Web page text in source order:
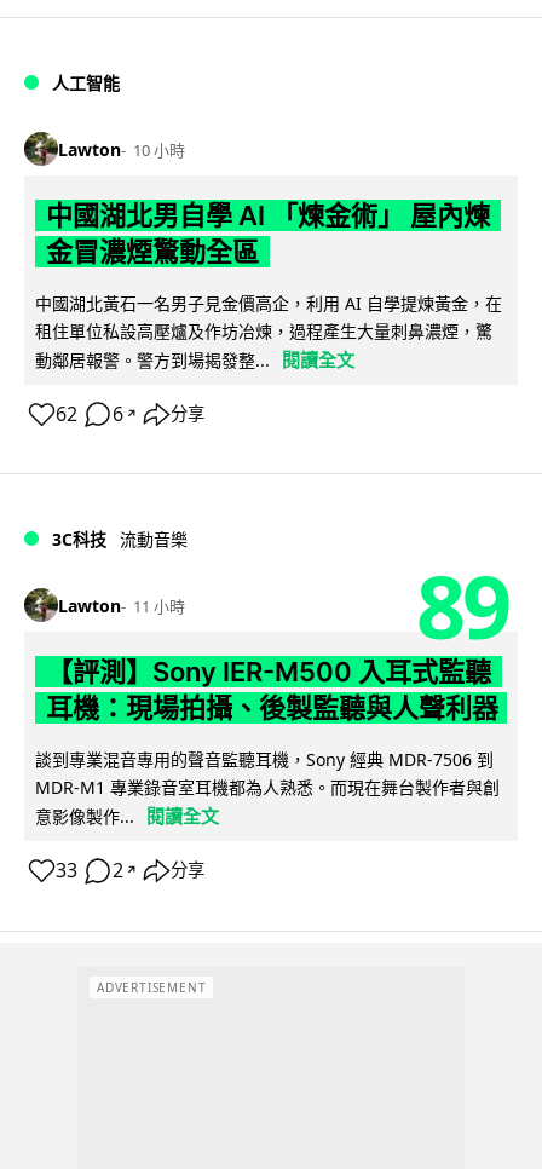
人工智能
Lawton 10 小時
中國湖北男自學 AI 「煉金術」 屋內煉
金冒濃煙驚動全區
中國湖北黃石一名男子見金價高企，利用 AI 自學提煉黃金，在
租住單位私設高壓爐及作坊冶煉，過程產生大量刺鼻濃煙，驚
動鄰居報警。警方到場揭發整...
閱讀全文
62 6 ↗ 分享
3C科技 流動音樂
Lawton 11 小時 89
【評測】Sony IER-M500 入耳式監聽
耳機：現場拍攝、後製監聽與人聲利器
談到專業混音專用的聲音監聽耳機，Sony 經典 MDR-7506 到
MDR-M1 專業錄音室耳機都為人熟悉。而現在舞台製作者與創
意影像製作...
閱讀全文
33 2 ↗ 分享
ADVERTISEMENT